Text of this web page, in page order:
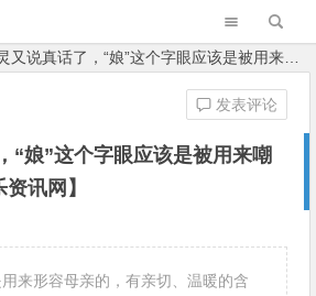
说真话了，“娘”这个字眼应该是被用来嘲讽的吗【365娱乐资讯网】
“娘”这个字眼应该是被用来嘲
讯网】
发表评论
用来形容母亲的，有亲切、温暖的含